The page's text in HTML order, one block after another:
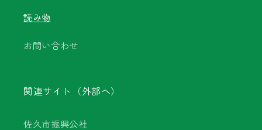
読み物
お問い合わせ
関連サイト（外部へ）
佐久市振興公社